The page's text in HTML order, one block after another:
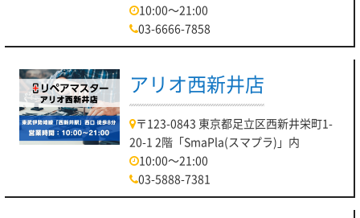
10:00～21:00
03-6666-7858
アリオ西新井店
〒123-0843 東京都足立区西新井栄町1-
20-1 2階「SmaPla(スマプラ)」内
10:00～21:00
03-5888-7381